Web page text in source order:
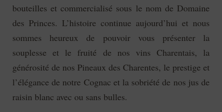
bouteilles et commercialisé sous le nom de Domaine
des Princes. L’histoire continue aujourd’hui et nous
sommes heureux de pouvoir vous présenter la
souplesse et le fruité de nos vins Charentais, la
générosité de nos Pineaux des Charentes, le prestige et
l’élégance de notre Cognac et la sobriété de nos jus de
raisin blanc avec ou sans bulles.